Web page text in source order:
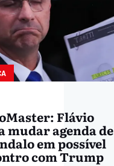
Flávio
mudar agenda de
em possível
com Trump